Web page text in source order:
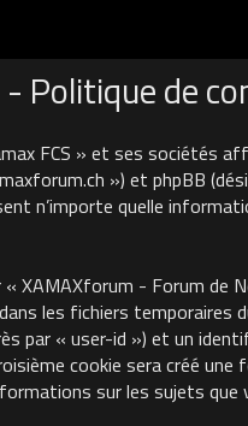
Politique de
FCS » et ses sociétés
») et phpBB
n’importe quelle
- Forum de
les fichiers temporaires
par « user-id ») et un
cookie sera créé une
sur les sujets que